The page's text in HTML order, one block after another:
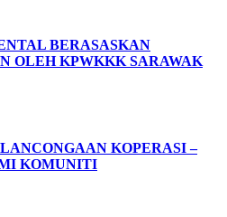
BERASASKAN
OLEH KPWKKK SARAWAK
KOPERASI –
KOMUNITI